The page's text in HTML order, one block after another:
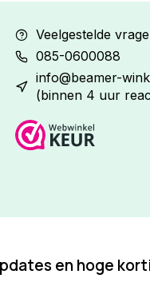
Veelgestelde
085-0600088
info@beamer-
(binnen 4 uur
en hoge